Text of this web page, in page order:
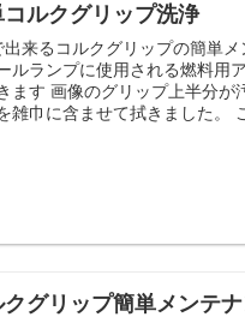
コルクグリップ洗浄
出来るコルクグリップの簡単
ルランプに使用される燃料用
ます 画像のグリップ上半分が
雑巾に含ませて拭きました。
クグリップ簡単メンテ